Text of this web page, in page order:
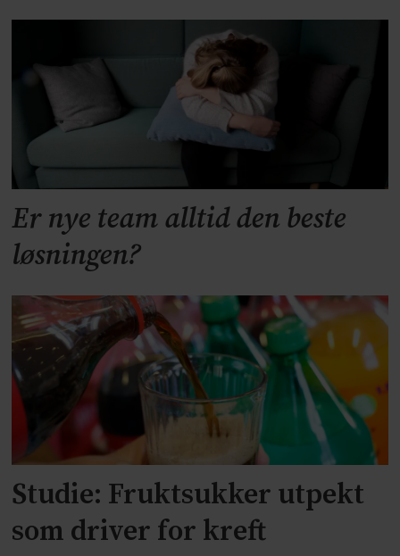
Er nye team alltid den beste
løsningen?
Studie: Fruktsukker utpekt
som driver for kreft